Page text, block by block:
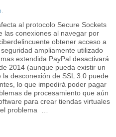
.
al protocolo Secure Sockets
las conexiones al navegar por
obtener acceso a
ampliamente utilizado
extendida PayPal desactivará
2014 (aunque pueda existir un
desconexión de SSL 3.0 puede
lo que impedirá poder pagar
de procesamiento que aún
para crear tiendas virtuales
problema …